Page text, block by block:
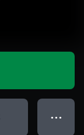
● ● ●